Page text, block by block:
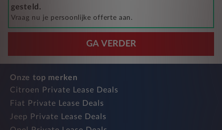
gesteld.
Vraag nu je persoonlijke offerte aan.
GA VERDER
Onze top merken
Citroen Private Lease Deals
Fiat Private Lease Deals
Jeep Private Lease Deals